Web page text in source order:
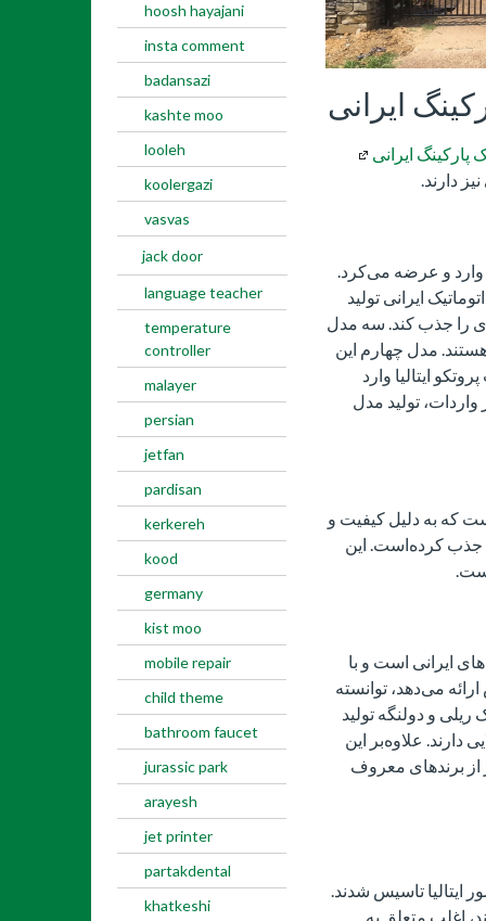
hoosh hayajani
insta comment
badansazi
kashte moo
looleh
koolergazi
vasvas
jack door
language teacher
temperature
controller
malayer
persian
jetfan
pardisan
kerkereh
kood
germany
kist moo
mobile repair
child theme
bathroom faucet
jurassic park
arayesh
jet printer
partakdental
khatkeshi
پارکینگ ایرانی
دارند.
وارد و عرضه می‌کرد.
مدل جک درب اتوماتیک ایرانی تولید
را جذب کند. سه مدل
مدل چهارم این
ایتالیا وارد
تولید مدل
که به دلیل کیفیت و
جذب کرده‌است. این
ایرانی است و با
می‌دهد، توانسته
و دولنگه تولید
دارند. علاوه‌بر این
از برندهای معروف
ایتالیا تاسیس شدند.
اغلب متعلق به